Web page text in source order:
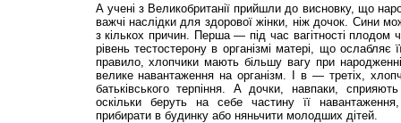
А учені з Великобританії прийшли до висновку, що
важчі наслідки для здорової жінки, ніж дочок. Сини
з кількох причин. Перша — під час вагітності плодом
рівень тестостерону в організмі матері, що
правило, хлопчики мають більшу вагу при
велике навантаження на організм. І в — третіх,
батьківського терпіння. А дочки, навпаки,
оскільки беруть на себе частину її
прибирати в будинку або няньчити молодших дітей.